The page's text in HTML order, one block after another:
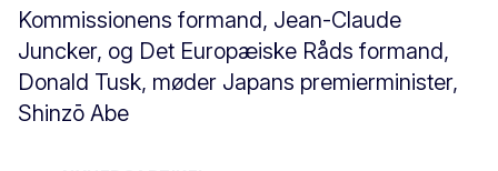
Kommissionens formand, Jean-Claude
Juncker, og Det Europæiske Råds formand,
Donald Tusk, møder Japans premierminister,
Shinzō Abe